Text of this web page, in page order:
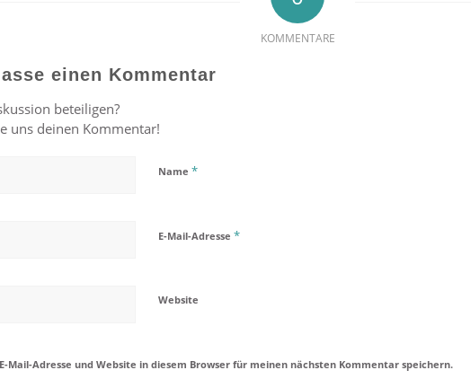
KOMMENTARE
einen Kommentar
beteiligen?
uns deinen Kommentar!
Name *
E-Mail-Adresse *
Website
Mail-Adresse und Website in diesem Browser für meinen nächsten Kommentar speichern.